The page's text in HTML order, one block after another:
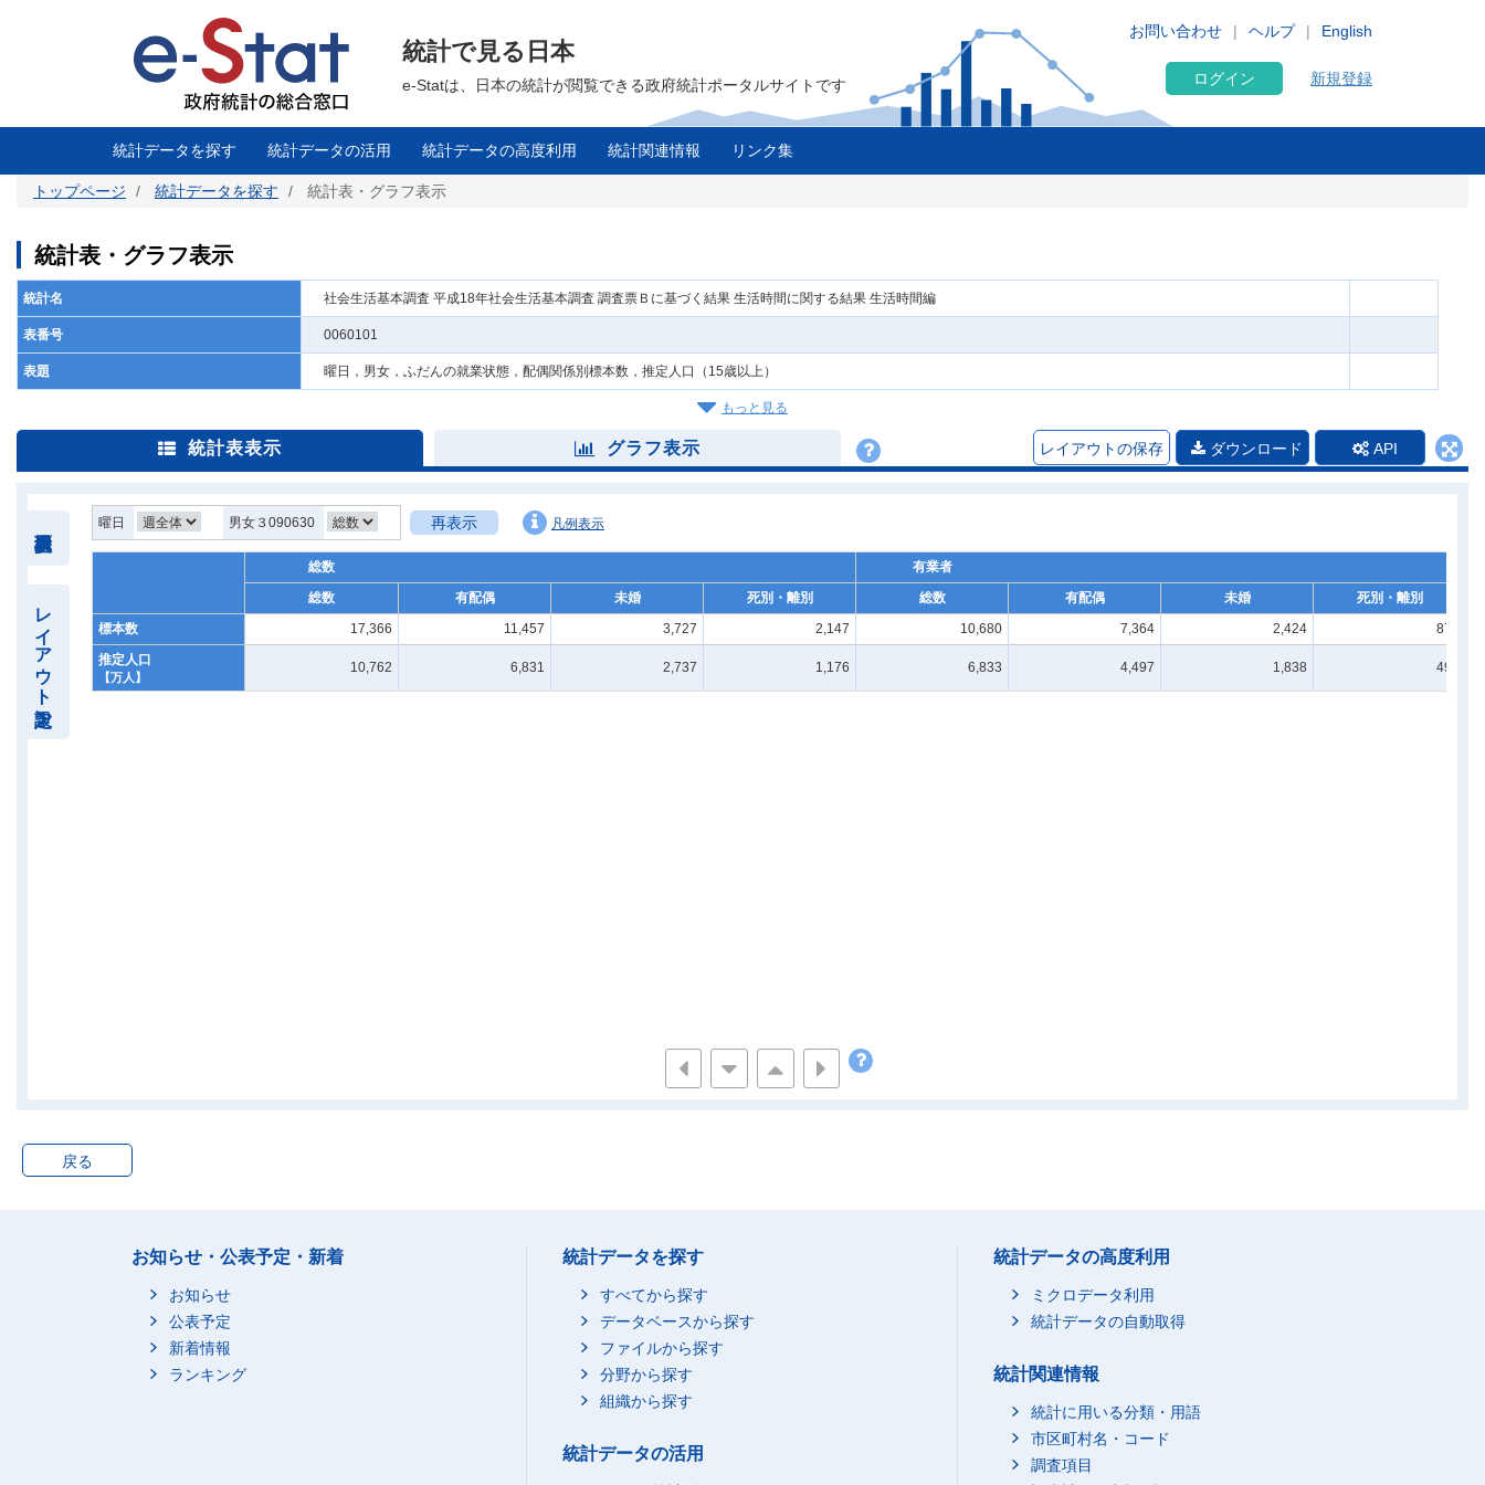
に
English
お問い合わせ ヘルプ
統計で見る日本
e-Statは、日本の統計が閲覧できる政府統計ポータルサイトです ログイン 新規登録
統計データを探す 統計データの活用 統計データの高度利用 統計関連情報 リンク集
トップページ 統計データを探す 統計表・グラフ表示
統計表・グラフ表示
統計名 社会生活基本調査 平成18年社会生活基本調査 調査票Ｂに基づく結果 生活時間に関する結果 生活時間編
表番号 0060101
表題 曜日，男女，ふだんの就業状態，配偶関係別標本数，推定人口（15歳以上）
もっと見る
統計表表示 グラフ表示 レイアウトの保存 ダウンロード API
レイアウト設定
曜日 男女３090630 再表示 凡例表示
総数
有業者
総数
有配偶 未婚 死別・離別 総数 有配偶 未婚
死別・離別
標本数
17,366 11,457 3,727 2,147 10,680 7,364 2,424
875
推定人口
【万人】
10,762 6,831 2,737 1,176 6,833 4,497 1,838 493
戻る
お知らせ・公表予定・新着
お知らせ
公表予定
新着情報
ランキング
統計データを探す
すべてから探す
データベースから探す
ファイルから探す
分野から探す
組織から探す
統計データの活用
統計データの高度利用
ミクロデータ利用
統計データの自動取得
統計関連情報
統計に用いる分類・用語
市区町村名・コード
調査項目